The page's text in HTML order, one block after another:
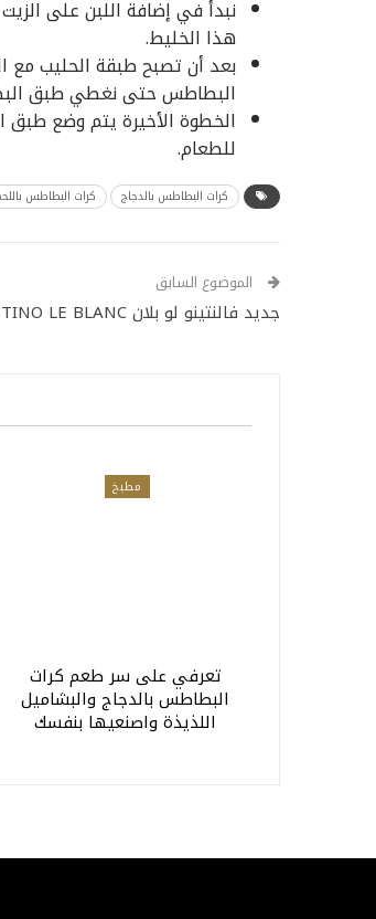
نبدأ في إضافة اللبن على
هذا الخليط.
بعد أن تصبح طبقة الحليب مع
البطاطس حتى نغطي طبق
الخطوة الأخيرة يتم وضع
للطعام.
كرات البطاطس بالدجاج كرات البطاطس
الموضوع السابق
جديد فالنتينو لو بلان VALENTINO LE BLANC
مطبخ
تعرفي على سر طعم كرات
البطاطس بالدجاج والبشاميل
اللذيذة واصنعيها بنفسك